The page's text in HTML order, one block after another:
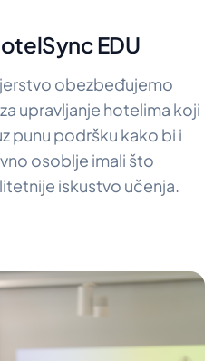
EDU
obezbeđujemo
upravljanje hotelima koji
punu podršku kako bi i
osoblje imali što
iskustvo učenja.